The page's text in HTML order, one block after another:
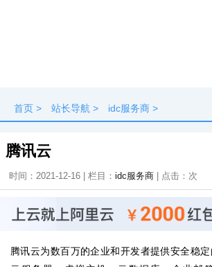
首页 > 站长导航 > idc服务商 >
腾讯云
时间：2021-12-16 | 栏目： idc服务商 | 点击： 次
腾讯云为数百万的企业和开发者提供安全稳